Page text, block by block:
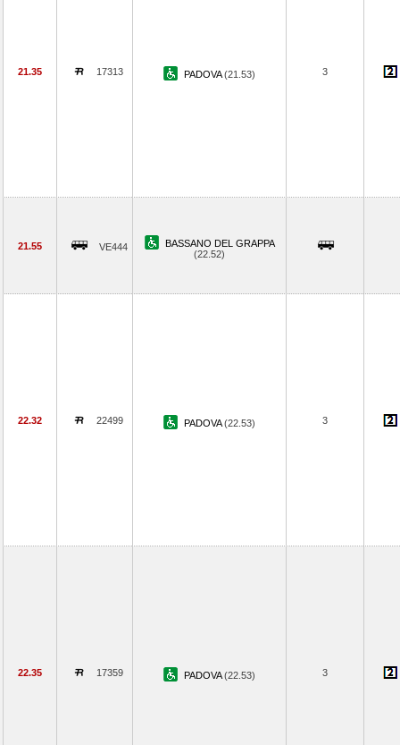
21.35 17313 PADOVA(21.53) 3
21.55 VE444
BASSANO DEL GRAPPA
(22.52)
22.32 22499 PADOVA(22.53) 3
22.35 17359 PADOVA(22.53) 3